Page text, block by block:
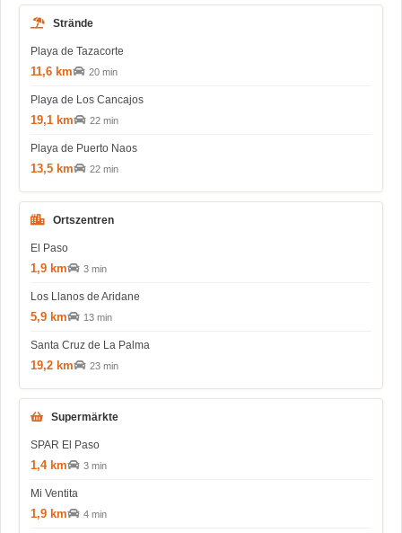
Strände
Playa de Tazacorte
11,6 km 20 min
Playa de Los Cancajos
19,1 km 22 min
Playa de Puerto Naos
13,5 km 22 min
Ortszentren
El Paso
1,9 km 3 min
Los Llanos de Aridane
5,9 km 13 min
Santa Cruz de La Palma
19,2 km 23 min
Supermärkte
SPAR El Paso
1,4 km 3 min
Mi Ventita
1,9 km 4 min